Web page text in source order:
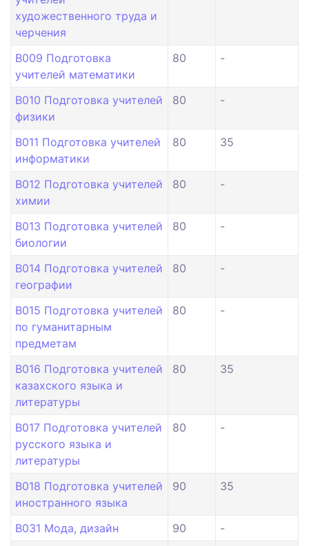
художественного труда и
черчения
B009 Подготовка
учителей математики
80 -
B010 Подготовка учителей
физики
80 -
B011 Подготовка учителей
информатики
80 35
B012 Подготовка учителей
химии
80 -
B013 Подготовка учителей
биологии
80 -
B014 Подготовка учителей
географии
80 -
B015 Подготовка учителей
по гуманитарным
предметам
80 -
B016 Подготовка учителей
казахского языка и
литературы
80 35
B017 Подготовка учителей
русского языка и
литературы
80 -
B018 Подготовка учителей
иностранного языка
90 35
B031 Мода, дизайн 90
-